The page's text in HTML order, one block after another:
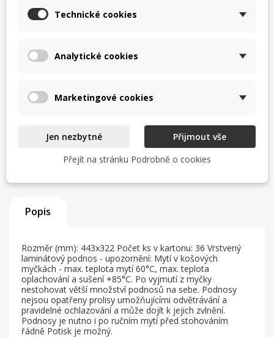
Zjistit více
MÁM DOTAZ
Popis
Rozměr (mm): 443x322 Počet ks v kartonu: 36 Vrstvený
laminátový podnos - upozornění: Mytí v košových
myčkách - max. teplota mytí 60°C, max. teplota
oplachování a sušení +85°C. Po vyjmutí z myčky
nestohovat větší množství podnosů na sebe. Podnosy
nejsou opatřeny prolisy umožňujícími odvětrávání a
pravidelné ochlazování a může dojít k jejich zvlnění.
Podnosy je nutno i po ručním mytí před stohováním
řádně Potisk je možný.
Technické cookies
Analytické cookies
Marketingové cookies
Jen nezbytné
Přijmout vše
Přejít na stránku Podrobně o cookies